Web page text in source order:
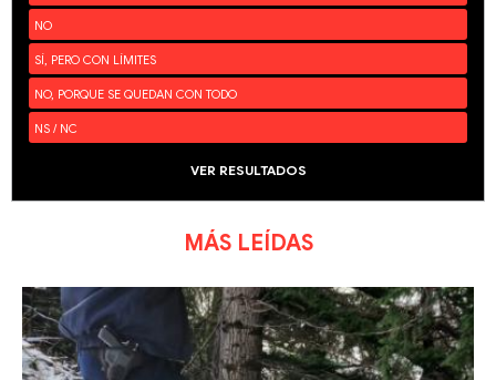
NO
SÍ, PERO CON LÍMITES
NO, PORQUE SE QUEDAN CON TODO
NS / NC
VER RESULTADOS
MÁS LEÍDAS